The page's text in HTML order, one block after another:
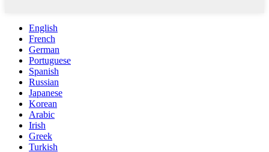
English
French
German
Portuguese
Spanish
Russian
Japanese
Korean
Arabic
Irish
Greek
Turkish